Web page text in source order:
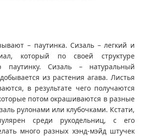
– паутинка. Сизаль – легкий и
который по своей структуре
паутинку. Сизаль – натуральный
из растения агава. Листья
в результате чего получаются
потом окрашиваются в разные
рулонами или клубочками. Кстати,
среди рукодельниц, с его
много разных хэнд-мэйд штучек